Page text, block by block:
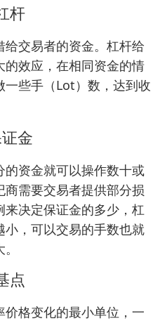
杆
交易者的资金。杠杆给
效应，在相同资金的情
一些手（Lot）数，达到收
金
资金就可以操作数十或
需要交易者提供部分损
决定保证金的多少，杠
，可以交易的手数也就
点
格变化的最小单位，一